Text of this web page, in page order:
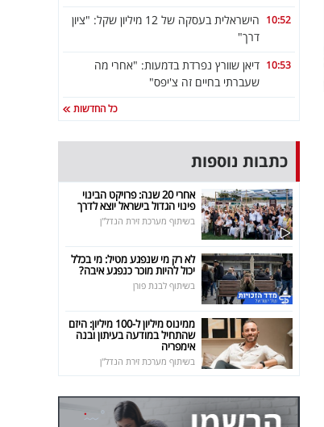
10:52
הישראלית בעסקה של 12 מיליון שקל: "ציון
דרך"
10:53 דיאן שוורץ נפרדת בדמעות: "אחרי מה
שעברתי בחיים זה צ'יפס"
כל החדשות
כתבות נוספות
אחרי 20 שנה: פרויקט הבינוי
פינוי הגדול בישראל יוצא לדרך
בשיתוף מערכת זירת הנדל"ן
לא רק מי שנפגע מטיל: מי בכלל
יכול להיות מוכר כנפגע איבה?
בשיתוף לבנת פורן
ממינוס מיליון ל-100 מיליון: היזם
שהתחיל במודעה בעיתון ובנה
אימפריה
בשיתוף מערכת זירת הנדל"ן